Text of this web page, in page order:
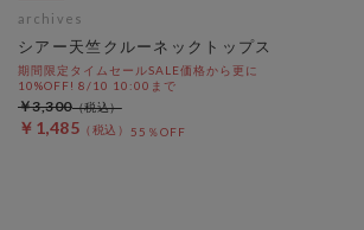
archives
シアー天竺クルーネックトップス
期間限定タイムセールSALE価格から更に
10%OFF! 8/10 10:00まで
￥1,485 55％OFF
￥3,300